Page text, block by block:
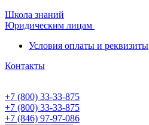
Школа знаний
Юридическим лицам
Условия оплаты и реквизиты
Контакты
+7 (800) 33-33-875
+7 (800) 33-33-875
+7 (846) 97-97-086